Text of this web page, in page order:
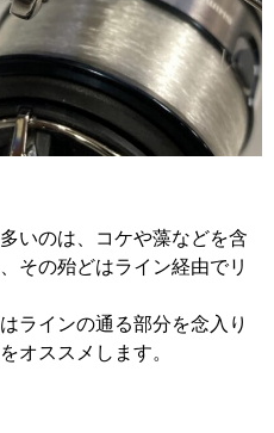
いのは、コケや藻などを含
その殆どはライン経由でリ
ラインの通る部分を念入り
オススメします。